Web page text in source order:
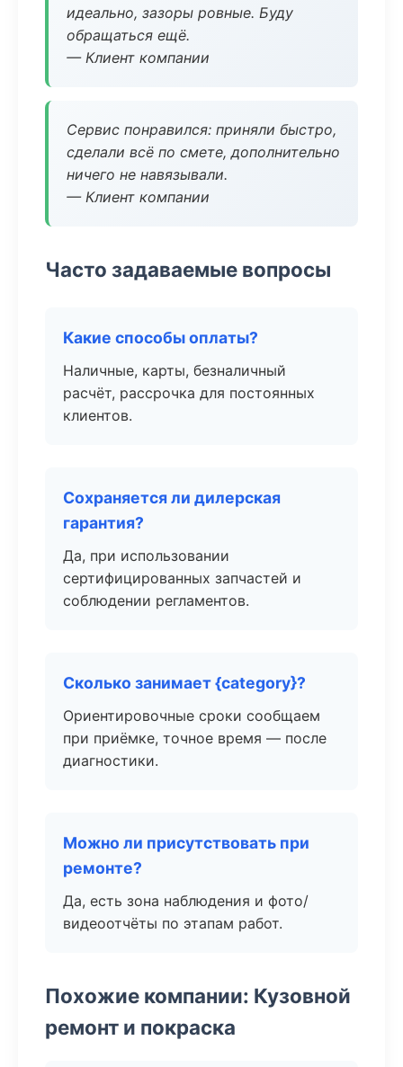
идеально, зазоры ровные. Буду
обращаться ещё.
— Клиент компании
Сервис понравился: приняли быстро,
сделали всё по смете, дополнительно
ничего не навязывали.
— Клиент компании
Часто задаваемые вопросы
Какие способы оплаты?
Наличные, карты, безналичный
расчёт, рассрочка для постоянных
клиентов.
Сохраняется ли дилерская
гарантия?
Да, при использовании
сертифицированных запчастей и
соблюдении регламентов.
Сколько занимает {category}?
Ориентировочные сроки сообщаем
при приёмке, точное время — после
диагностики.
Можно ли присутствовать при
ремонте?
Да, есть зона наблюдения и фото/
видеоотчёты по этапам работ.
Похожие компании: Кузовной
ремонт и покраска